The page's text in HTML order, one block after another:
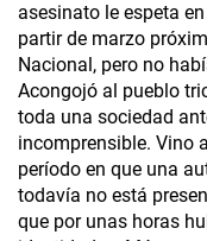
asesinato le espeta
partir de marzo
Nacional, pero no
Acongojó al pueblo
toda una sociedad
incomprensible. Vino
período en que una
todavía no está
que por unas horas